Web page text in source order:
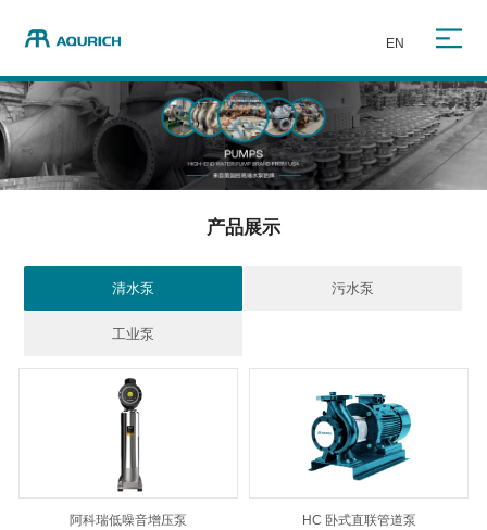
EN
产品展示
清水泵 污水泵
工业泵
阿科瑞低噪音增压泵 HC 卧式直联管道泵